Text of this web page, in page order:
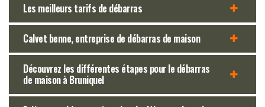
Les meilleurs tarifs de débarras
Calvet benne, entreprise de débarras de maison
Découvrez les différentes étapes pour le débarras
de maison à Bruniquel